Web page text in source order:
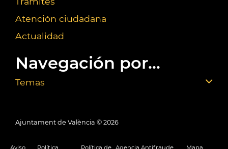
Atención ciudadana
Actualidad
Navegación por...
Temas
Ajuntament de València © 2026
Aviso Política Política de Agencia Antifraude Mapa